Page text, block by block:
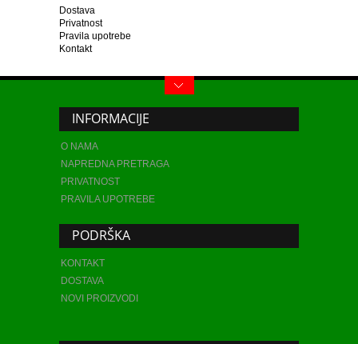
Dostava
Privatnost
Pravila upotrebe
Kontakt
INFORMACIJE
O NAMA
NAPREDNA PRETRAGA
PRIVATNOST
PRAVILA UPOTREBE
PODRŠKA
KONTAKT
DOSTAVA
NOVI PROIZVODI